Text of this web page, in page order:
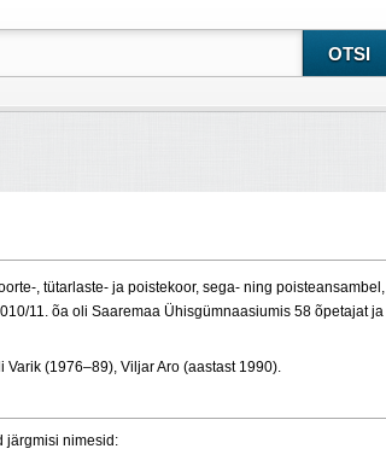
, tütarlaste- ja poistekoor, sega- ning poisteansambel,
11. õa oli Saaremaa Ühisgümnaasiumis 58 õpetajat ja
(1976–89), Viljar Aro (aastast 1990).
järgmisi nimesid: